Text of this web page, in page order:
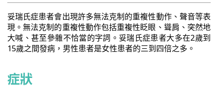
妥瑞氏症患者會出現許多無法克制的重複性動作、聲音等表
現。無法克制的重複性動作包括重複性眨眼、聳肩、突然地
大喊、甚至參雜不恰當的字詞。妥瑞氏症患者大多在2歲到
15歲之間發病，男性患者是女性患者的三到四倍之多。
症狀